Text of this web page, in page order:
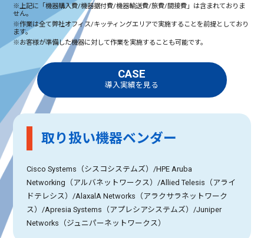
上記に「機器購入費/機器据付費/機器輸送費/旅費/間接費」は含まれておりま
せん。
作業は全て弊社オフィス/キッティングエリアで実施することを前提としており
ます。
お客様が準備した機器に対して作業を実施することも可能です。
CASE
導入実績を見る
取り扱い機器ベンダー
Cisco Systems（シスコシステムズ）/HPE Aruba
Networking（アルバネットワークス）/Allied Telesis（アライ
ドテレシス）/AlaxalA Networks（アラクサラネットワーク
ス）/Apresia Systems（アプレシアシステムズ）/Juniper
Networks（ジュニパーネットワークス）